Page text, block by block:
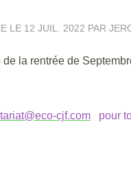
LE 12 JUIL. 2022 PAR
la rentrée de
cjf.com pour